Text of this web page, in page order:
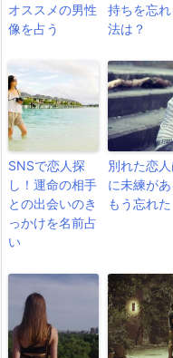
オススメの男性
像を占う
持ちを忘
法は？
SNSで恋人探
し！運命の相手
との出会いのき
っかけを名前占
い
別れた恋
に未練があ
もう忘れた